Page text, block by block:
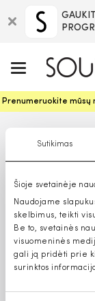
Sutikimas
Šioje svetainėje
Naudojame
skelbimus, teikti
Be to, svetainės
visuomeninės
gali ją pridėti prie
surinktos
Prenumeruokite